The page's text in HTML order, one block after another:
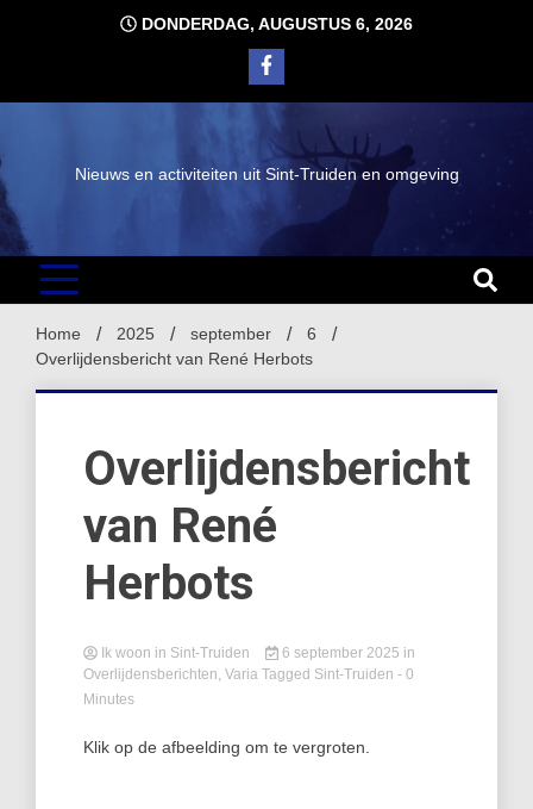
DONDERDAG, AUGUSTUS 6, 2026
Nieuws en activiteiten uit Sint-Truiden en omgeving
Home 2025 september
6
Overlijdensbericht van René Herbots
Overlijdensbericht
van René
Herbots
Ik woon in Sint-Truiden 6 september 2025 in
Overlijdensberichten, Varia Tagged Sint-Truiden - 0
Minutes
Klik op de afbeelding om te vergroten.